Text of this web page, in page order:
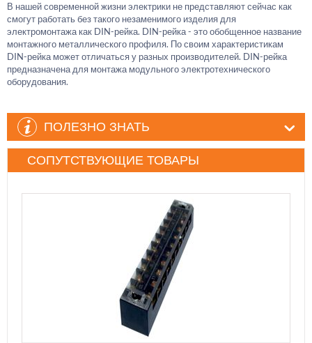
В нашей современной жизни электрики не представляют сейчас как
смогут работать без такого незаменимого изделия для
электромонтажа как DIN-рейка. DIN-рейка - это обобщенное название
монтажного металлического профиля. По своим характеристикам
DIN-рейка может отличаться у разных производителей. DIN-рейка
предназначена для монтажа модульного электротехнического
оборудования.
ПОЛЕЗНО ЗНАТЬ
СОПУТСТВУЮЩИЕ ТОВАРЫ